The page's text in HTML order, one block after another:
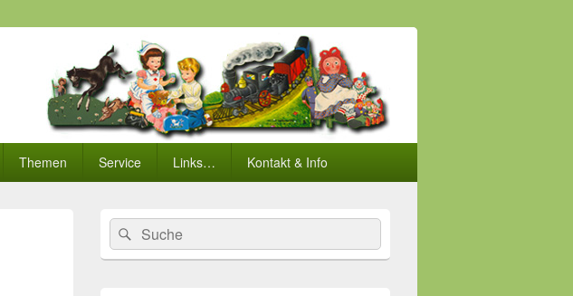
Themen Service Links… Kontakt & Info
Primärer
Seitenleisten
Widget-
Bereich
Search
for:
Suche